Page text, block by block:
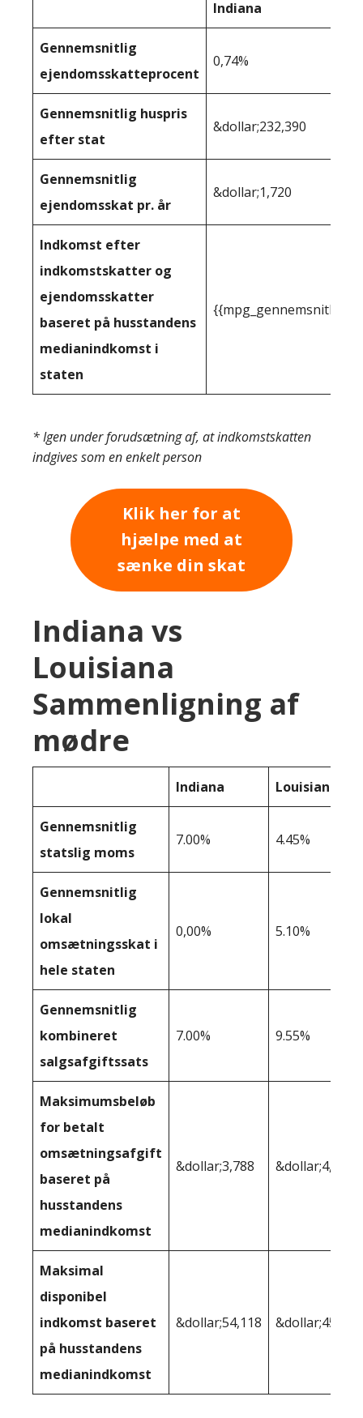
Indiana
Gennemsnitlig
ejendomsskatteprocent
0,74%
Gennemsnitlig huspris
efter stat
&dollar;232,390
Gennemsnitlig
ejendomsskat pr. år
&dollar;1,720
Indkomst efter
indkomstskatter og
ejendomsskatter
baseret på husstandens
medianindkomst i
staten
* Igen under forudsætning af, at indkomstskatten
indgives som en enkelt person
Klik her for at
hjælpe med at
sænke din skat
Indiana vs
Louisiana
Sammenligning af
mødre
Indiana Louisiana
Gennemsnitlig
statslig moms
7.00% 4.45%
Gennemsnitlig
lokal
omsætningsskat i
hele staten
0,00% 5.10%
Gennemsnitlig
kombineret
salgsafgiftssats
7.00% 9.55%
Maksimumsbeløb
for betalt
omsætningsafgift
baseret på
husstandens
medianindkomst
&dollar;3,788 &dollar;4,355
Maksimal
disponibel
indkomst baseret
på husstandens
medianindkomst
&dollar;54,118 &dollar;45,603